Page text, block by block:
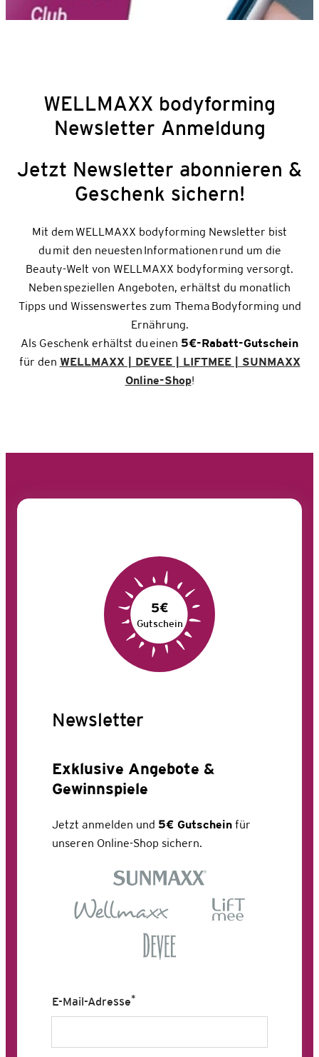
WELLMAXX bodyforming
Newsletter Anmeldung
Jetzt Newsletter abonnieren &
Geschenk sichern!
Mit dem WELLMAXX bodyforming Newsletter bist
du mit den neuesten Informationen rund um die
Beauty-Welt von WELLMAXX bodyforming versorgt.
Neben speziellen Angeboten, erhältst du monatlich
Tipps und Wissenswertes zum Thema Bodyforming und
Ernährung.
Als Geschenk erhältst du einen 5€-Rabatt-Gutschein
für den WELLMAXX | DEVEE | LIFTMEE | SUNMAXX
Online-Shop!
5€
Gutschein
Newsletter
Exklusive Angebote &
Gewinnspiele
Jetzt anmelden und 5€ Gutschein für
unseren Online-Shop sichern.
E-Mail-Adresse*